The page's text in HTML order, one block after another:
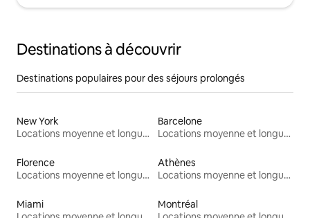
Destinations à découvrir
Destinations populaires pour des séjours prolongés
New York
Locations moyenne et longue durée
Barcelone
Locations moyenne et longue durée
Florence
Locations moyenne et longue durée
Athènes
Locations moyenne et longue durée
Miami
Montréal